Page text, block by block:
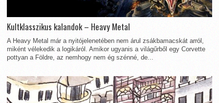
Kultklasszikus kalandok – Heavy Metal
A Heavy Metal már a nyitójelenetében nem árul zsákbamacskát arról,
miként vélekedik a logikáról. Amikor ugyanis a világűrből egy Corvette
pottyan a Földre, az nemhogy nem ég szénné, de...